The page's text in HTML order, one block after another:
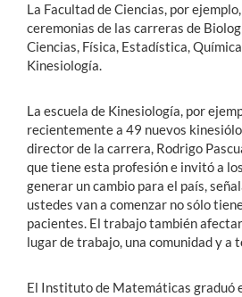
La Facultad de Ciencias, por
ceremonias de las carreras de
Ciencias, Física, Estadística,
Kinesiología.
La escuela de Kinesiología, por
recientemente a 49 nuevos
director de la carrera, Rodrigo
que tiene esta profesión e invitó a
generar un cambio para el país,
ustedes van a comenzar no sólo
pacientes. El trabajo también
lugar de trabajo, una comunidad y a
El Instituto de Matemáticas graduó